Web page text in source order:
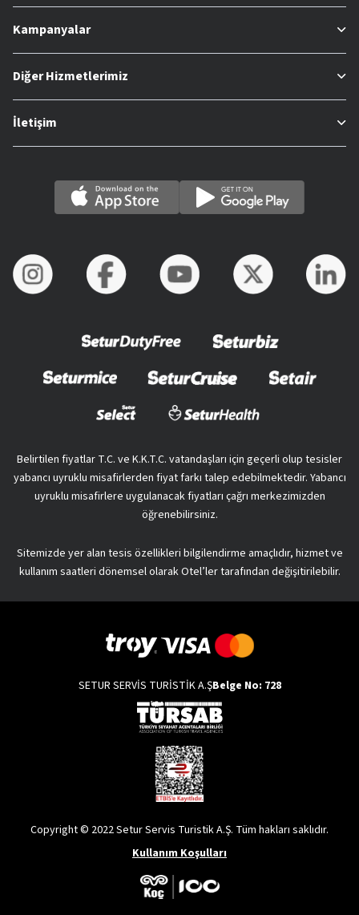
Kampanyalar
Diğer Hizmetlerimiz
İletişim
Belirtilen fiyatlar T.C. ve K.K.T.C. vatandaşları için geçerli olup tesisler
yabancı uyruklu misafirlerden fiyat farkı talep edebilmektedir. Yabancı
uyruklu misafirlere uygulanacak fiyatları çağrı merkezimizden
öğrenebilirsiniz.
Sitemizde yer alan tesis özellikleri bilgilendirme amaçlıdır, hizmet ve
kullanım saatleri dönemsel olarak Otel’ler tarafından değişitirilebilir.
SETUR SERVİS TURİSTİK A.ŞBelge No: 728
Copyright © 2022 Setur Servis Turistik A.Ş. Tüm hakları saklıdır.
Kullanım Koşulları